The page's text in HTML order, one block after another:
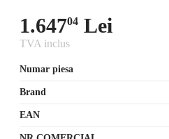
1.64704 Lei
TVA inclus
Numar piesa
Brand
EAN